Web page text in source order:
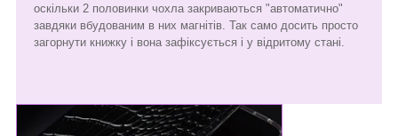
оскільки 2 половинки чохла закриваються "автоматично"
завдяки вбудованим в них магнітів. Так само досить просто
загорнути книжку і вона зафіксується і у відритому стані.